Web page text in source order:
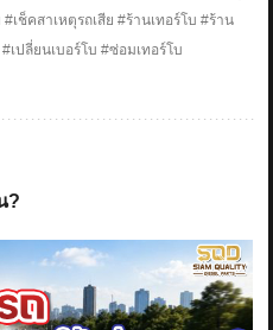
#เช็คสาเหตุรถเสีย #ร้านเทอร์โบ #ร้าน
เปลี่ยนเบอร์โบ #ซ่อมเทอร์โบ
?